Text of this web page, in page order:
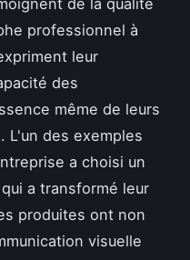
de la qualité
professionnel à
leur
des
même de leurs
L'un des exemples
a choisi un
qui a transformé leur
produites ont non
visuelle